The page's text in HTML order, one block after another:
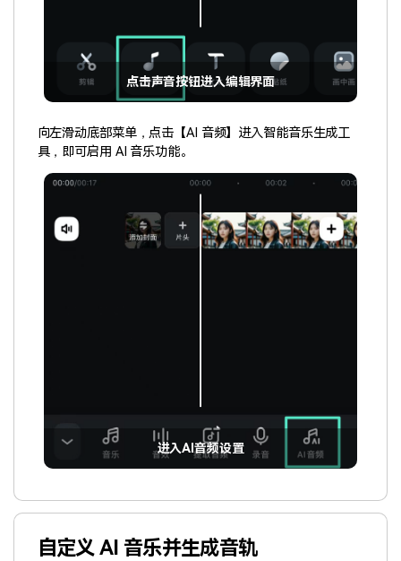
点击声音按钮进入编辑界面
向左滑动底部菜单，点击【AI 音频】进入智能音乐生成工
具，即可启用 AI 音乐功能。
进入AI音频设置
自定义 AI 音乐并生成音轨